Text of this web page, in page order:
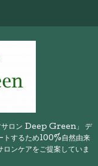
サロン Deep Green」 デ
トするため100%自然由来
ンケアをご提案していま